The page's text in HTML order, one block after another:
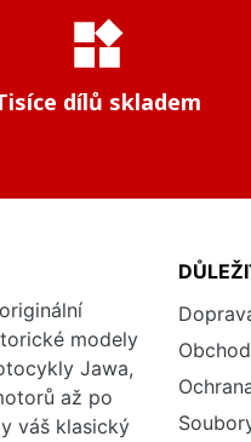
widgets
dílů skladem
modely
Jawa,
až po
váš klasický